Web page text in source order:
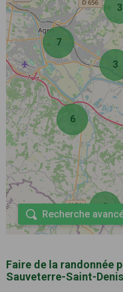
3
7
3
3
6
Recherche
Faire de la randonnée
Sauveterre-Saint-